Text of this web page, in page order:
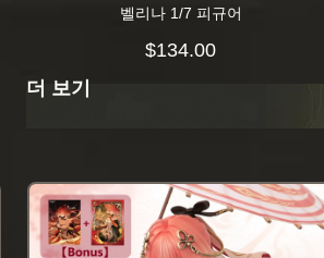
벨리나 1/7 피규어
$134.00
더 보기